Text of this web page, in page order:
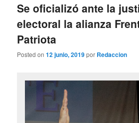
Se oficializó ante la
electoral la alianza
Patriota
Posted on12 junio, 2019por Redaccion